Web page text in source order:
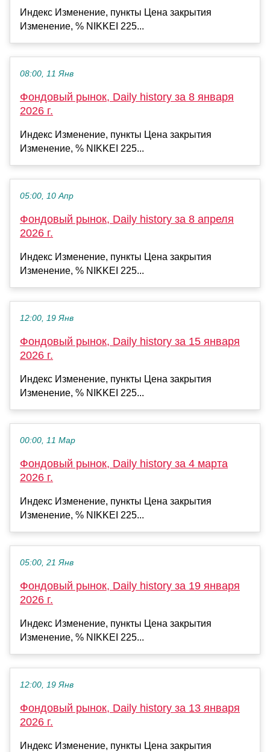
Индекс Изменение, пункты Цена закрытия
Изменение, % NIKKEI 225...
08:00, 11 Янв
Фондовый рынок, Daily history за 8 января
2026 г.
Индекс Изменение, пункты Цена закрытия
Изменение, % NIKKEI 225...
05:00, 10 Апр
Фондовый рынок, Daily history за 8 апреля
2026 г.
Индекс Изменение, пункты Цена закрытия
Изменение, % NIKKEI 225...
12:00, 19 Янв
Фондовый рынок, Daily history за 15 января
2026 г.
Индекс Изменение, пункты Цена закрытия
Изменение, % NIKKEI 225...
00:00, 11 Мар
Фондовый рынок, Daily history за 4 марта
2026 г.
Индекс Изменение, пункты Цена закрытия
Изменение, % NIKKEI 225...
05:00, 21 Янв
Фондовый рынок, Daily history за 19 января
2026 г.
Индекс Изменение, пункты Цена закрытия
Изменение, % NIKKEI 225...
12:00, 19 Янв
Фондовый рынок, Daily history за 13 января
2026 г.
Индекс Изменение, пункты Цена закрытия